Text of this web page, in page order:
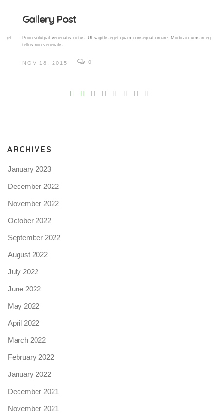
Gallery Post
Proin volutpat venenatis luctus. Ut sagittis eget quam consequat ornare. Morbi accumsan eget
tellus non venenatis.
NOV 18, 2015
ARCHIVES
January 2023
December 2022
November 2022
October 2022
September 2022
August 2022
July 2022
June 2022
May 2022
April 2022
March 2022
February 2022
January 2022
December 2021
November 2021